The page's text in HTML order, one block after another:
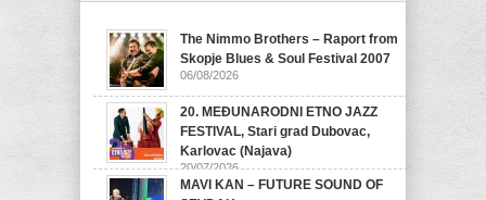
The Nimmo Brothers – Raport from
Skopje Blues & Soul Festival 2007
06/08/2026
20. MEĐUNARODNI ETNO JAZZ
FESTIVAL, Stari grad Dubovac,
Karlovac (Najava)
20/07/2026
MAVI KAN – FUTURE SOUND OF